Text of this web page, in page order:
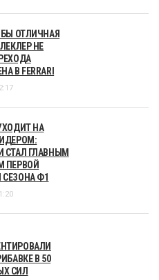
ОТЛИЧНАЯ
НЕ
В FERRARI
УХОДИТ НА
СТАЛ ГЛАВНЫМ
ПЕРВОЙ
Ф1
В 50
СИЛ